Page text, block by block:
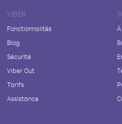
VIBER
Fonctionnalités
Blog
Sécurité
Viber Out
Tarifs
Assistance